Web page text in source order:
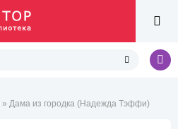
» Дама из городка (Надежда Тэффи)